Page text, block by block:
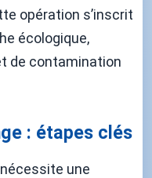
opération s’inscrit
écologique,
de contamination
: étapes clés
nécessite une